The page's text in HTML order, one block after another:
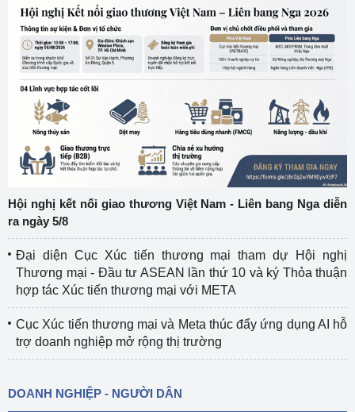
Hội nghị kết nối giao thương Việt Nam - Liên bang Nga diễn
ra ngày 5/8
Đại diện Cục Xúc tiến thương mại tham dự Hội nghị
Thương mại - Đầu tư ASEAN lần thứ 10 và ký Thỏa thuận
hợp tác Xúc tiến thương mại với META
Cục Xúc tiến thương mại và Meta thúc đẩy ứng dụng AI hỗ
trợ doanh nghiệp mở rộng thị trường
DOANH NGHIỆP - NGƯỜI DÂN